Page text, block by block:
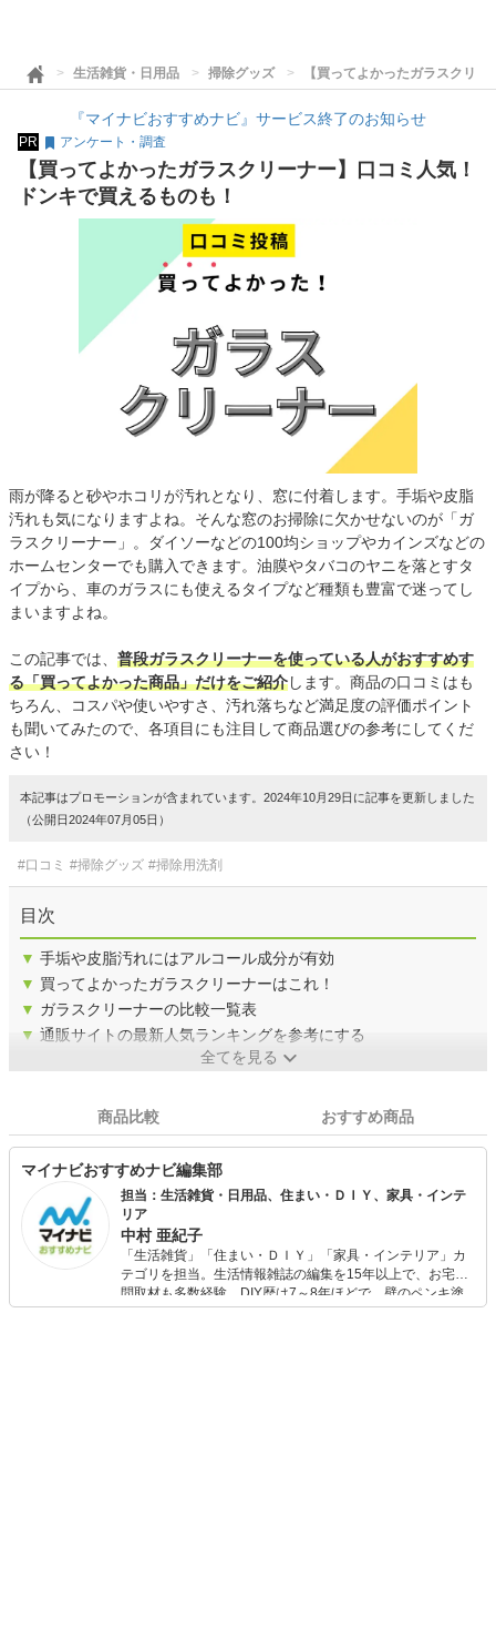
生活雑貨・日用品 掃除グッズ 【買ってよかったガラスクリ
『マイナビおすすめナビ』サービス終了のお知らせ
PR アンケート・調査
【買ってよかったガラスクリーナー】口コミ人気！
ドンキで買えるものも！
雨が降ると砂やホコリが汚れとなり、窓に付着します。手垢や皮脂
汚れも気になりますよね。そんな窓のお掃除に欠かせないのが「ガ
ラスクリーナー」。ダイソーなどの100均ショップやカインズなどの
ホームセンターでも購入できます。油膜やタバコのヤニを落とすタ
イプから、車のガラスにも使えるタイプなど種類も豊富で迷ってし
まいますよね。
この記事では、 普段ガラスクリーナーを使っている人がおすすめす
る「買ってよかった商品」だけをご紹介します。商品の口コミはも
ちろん、コスパや使いやすさ、汚れ落ちなど満足度の評価ポイント
も聞いてみたので、各項目にも注目して商品選びの参考にしてくだ
さい！
本記事はプロモーションが含まれています。2024年10月29日に記事を更新しました
（公開日2024年07月05日）
#口コミ #掃除グッズ #掃除用洗剤
目次
▼ 手垢や皮脂汚れにはアルコール成分が有効
▼ 買ってよかったガラスクリーナーはこれ！
▼ ガラスクリーナーの比較一覧表
▼ 通販サイトの最新人気ランキングを参考にする
全てを見る
商品比較 おすすめ商品
マイナビおすすめナビ編集部
担当：生活雑貨・日用品、住まい・ＤＩＹ、家具・インテ
リア
中村 亜紀子
「生活雑貨」「住まい・ＤＩＹ」「家具・インテリア」カ
テゴリを担当。生活情報雑誌の編集を15年以上で、お宅訪
問取材も多数経験。DIY歴は7～8年ほどで、壁のペンキ塗
りや壁紙チェンジなどもチャレンジ済み。初心者でもモノ